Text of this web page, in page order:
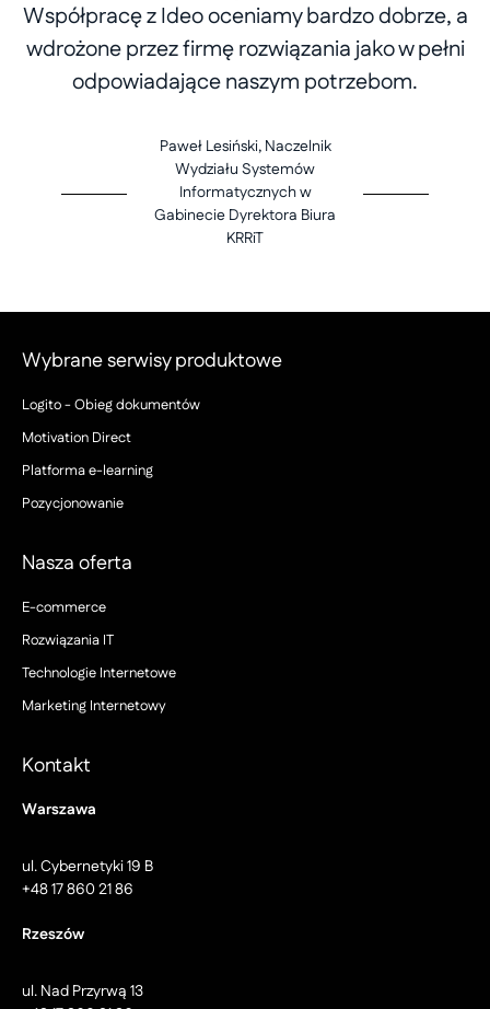
Współpracę z Ideo oceniamy bardzo dobrze, a
wdrożone przez firmę rozwiązania jako w pełni
odpowiadające naszym potrzebom.
Paweł Lesiński, Naczelnik
Wydziału Systemów
Informatycznych w
Gabinecie Dyrektora Biura
KRRiT
Wybrane serwisy produktowe
Logito - Obieg dokumentów
Motivation Direct
Platforma e-learning
Pozycjonowanie
Nasza oferta
E-commerce
Rozwiązania IT
Technologie Internetowe
Marketing Internetowy
Kontakt
Warszawa
ul. Cybernetyki 19 B
+48 17 860 21 86
Rzeszów
ul. Nad Przyrwą 13